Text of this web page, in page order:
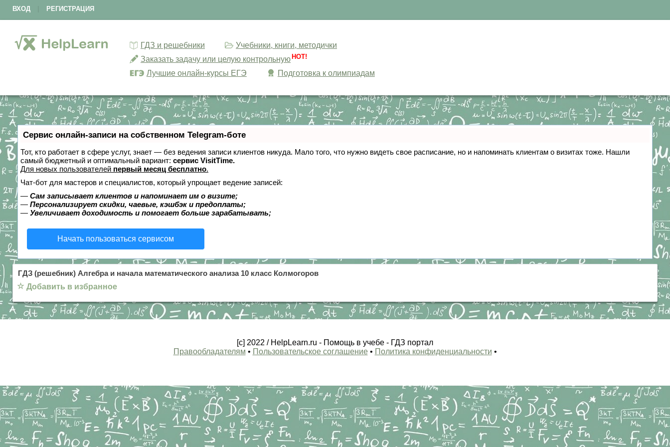
ВХОД РЕГИСТРАЦИЯ
ГДЗ и решебники
Учебники, книги, методички
Заказать задачу или целую контрольную HOT!
Лучшие онлайн-курсы ЕГЭ Подготовка к олимпиадам
Сервис онлайн-записи на собственном Telegram-боте
Тот, кто работает в сфере услуг, знает — без ведения записи клиентов никуда. Мало того, что нужно видеть свое расписание, но и напоминать клиентам о визитах тоже. Нашли
самый бюджетный и оптимальный вариант: сервис VisitTime.
Для новых пользователей первый месяц бесплатно.
Чат-бот для мастеров и специалистов, который упрощает ведение записей:
— Сам записывает клиентов и напоминает им о визите;
— Персонализирует скидки, чаевые, кэшбэк и предоплаты;
— Увеличивает доходимость и помогает больше зарабатывать;
Начать пользоваться сервисом
ГДЗ (решебник) Алгебра и начала математического анализа 10 класс Колмогоров
☆ Добавить в избранное
[c] 2022 / HelpLearn.ru - Помощь в учебе - ГДЗ портал
Правообладателям • Пользовательское соглашение• Политика конфиденциальности •